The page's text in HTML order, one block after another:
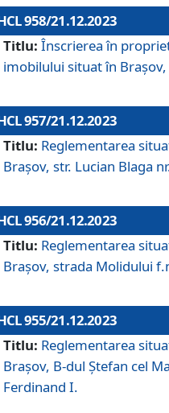
958/21.12.2023
Titlu: Înscrierea în
imobilului situat în
957/21.12.2023
Titlu: Reglementarea
Brașov, str. Lucian Blaga
956/21.12.2023
Titlu: Reglementarea
Brașov, strada Molidului
955/21.12.2023
Titlu: Reglementarea
Brașov, B-dul Ștefan cel
Ferdinand I.